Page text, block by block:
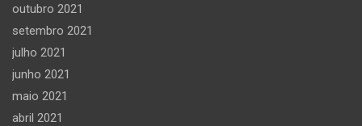
outubro 2021
setembro 2021
julho 2021
junho 2021
maio 2021
abril 2021